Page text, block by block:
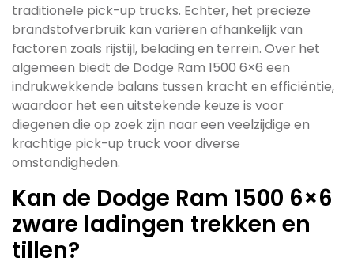
traditionele pick-up trucks. Echter, het precieze
brandstofverbruik kan variëren afhankelijk van
factoren zoals rijstijl, belading en terrein. Over het
algemeen biedt de Dodge Ram 1500 6×6 een
indrukwekkende balans tussen kracht en efficiëntie,
waardoor het een uitstekende keuze is voor
diegenen die op zoek zijn naar een veelzijdige en
krachtige pick-up truck voor diverse
omstandigheden.
Kan de Dodge Ram 1500 6×6
zware ladingen trekken en
tillen?